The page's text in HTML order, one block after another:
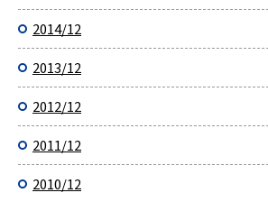
2014/12
2013/12
2012/12
2011/12
2010/12